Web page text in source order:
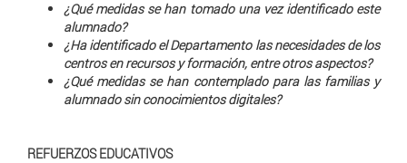
¿Qué medidas se han tomado una vez identificado este
alumnado?
¿Ha identificado el Departamento las necesidades de los
centros en recursos y formación, entre otros aspectos?
¿Qué medidas se han contemplado para las familias y
alumnado sin conocimientos digitales?
REFUERZOS EDUCATIVOS